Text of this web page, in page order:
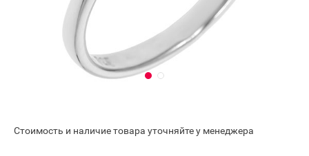
Стоимость и наличие товара уточняйте у менеджера